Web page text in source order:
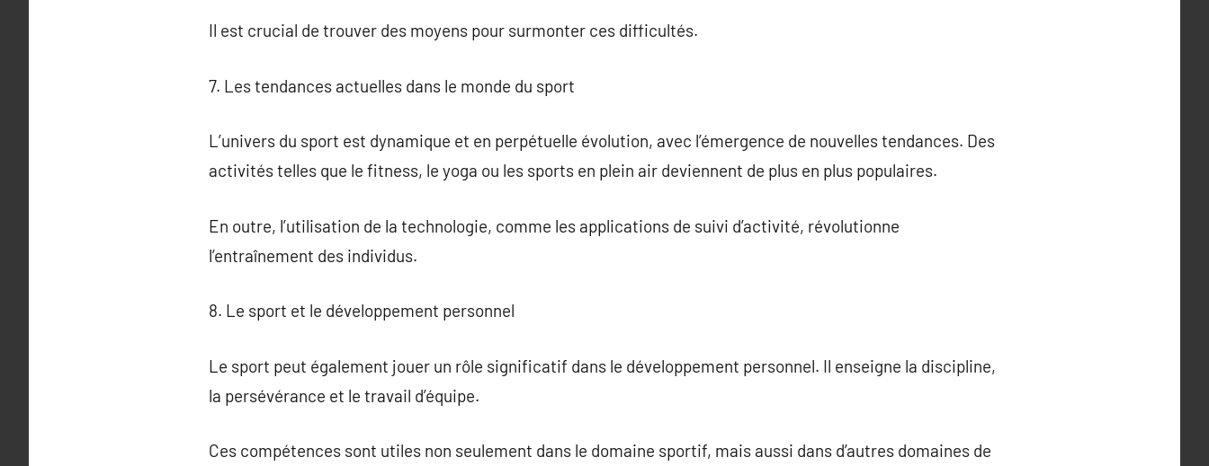
Il est crucial de trouver des moyens pour surmonter ces difficultés.
7. Les tendances actuelles dans le monde du sport
L’univers du sport est dynamique et en perpétuelle évolution, avec l’émergence de nouvelles tendances. Des
activités telles que le fitness, le yoga ou les sports en plein air deviennent de plus en plus populaires.
En outre, l’utilisation de la technologie, comme les applications de suivi d’activité, révolutionne
l’entraînement des individus.
8. Le sport et le développement personnel
Le sport peut également jouer un rôle significatif dans le développement personnel. Il enseigne la discipline,
la persévérance et le travail d’équipe.
Ces compétences sont utiles non seulement dans le domaine sportif, mais aussi dans d’autres domaines de